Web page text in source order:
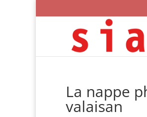
La nappe
valaisan